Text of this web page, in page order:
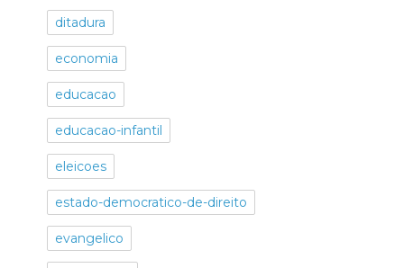
ditadura
economia
educacao
educacao-infantil
eleicoes
estado-democratico-de-direito
evangelico